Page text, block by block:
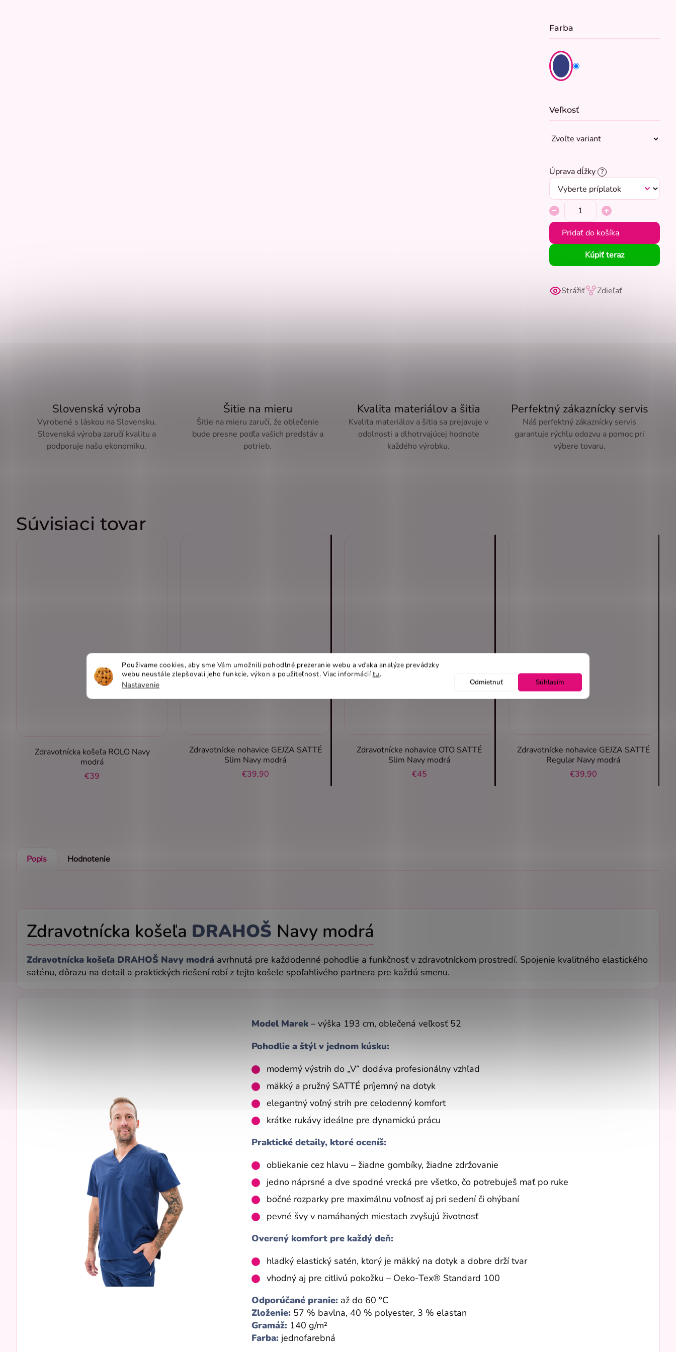
Použivame cookies, aby sme Vám umožnili pohodlné prezeranie webu a vďaka analýze prevádzky
webu neustále zlepšovali jeho funkcie, výkon a použiteľnost. Viac informáciítu.
Nastavenie Odmietnuť Súhlasím
Farba
Veľkosť
Úprava dĺžky ?
Pridať do košíka
Kúpiť teraz
Strážiť Zdieľať
Slovenská výroba
Vyrobené s láskou na Slovensku.
Slovenská výroba zaručí kvalitu a
podporuje našu ekonomiku.
Šitie na mieru
Šitie na mieru zaručí, že oblečenie
bude presne podľa vašich predstáv a
potrieb.
Kvalita materiálov a šitia
Kvalita materiálov a šitia sa prejavuje v
odolnosti a dlhotrvajúcej hodnote
každého výrobku.
Perfektný zákaznícky servis
Náš perfektný zákaznícky servis
garantuje rýchlu odozvu a pomoc pri
výbere tovaru.
Súvisiaci tovar
Zdravotnícka košeľa ROLO Navy
modrá
€39
Zdravotnícke nohavice GEJZA SATTÉ
Slim Navy modrá
€39,90
Zdravotnícke nohavice OTO SATTÉ
Slim Navy modrá
€45
Zdravotnícke nohavice GEJZA SATTÉ
Regular Navy modrá
€39,90
Popis Hodnotenie
Zdravotnícka košeľa DRAHOŠ Navy modrá
Zdravotnícka košeľa DRAHOŠ Navy modrá avrhnutá pre každodenné pohodlie a funkčnosť v zdravotníckom prostredí. Spojenie kvalitného elastického
saténu, dôrazu na detail a praktických riešení robí z tejto košele spoľahlivého partnera pre každú smenu.
Model Marek – výška 193 cm, oblečená veľkosť 52
Pohodlie a štýl v jednom kúsku:
moderný výstrih do „V“ dodáva profesionálny vzhľad
mäkký a pružný SATTÉ príjemný na dotyk
elegantný voľný strih pre celodenný komfort
krátke rukávy ideálne pre dynamickú prácu
Praktické detaily, ktoré oceníš:
obliekanie cez hlavu – žiadne gombíky, žiadne zdržovanie
jedno náprsné a dve spodné vrecká pre všetko, čo potrebuješ mať po ruke
bočné rozparky pre maximálnu voľnosť aj pri sedení či ohýbaní
pevné švy v namáhaných miestach zvyšujú životnosť
Overený komfort pre každý deň:
hladký elastický satén, ktorý je mäkký na dotyk a dobre drží tvar
vhodný aj pre citlivú pokožku – Oeko-Tex® Standard 100
Odporúčané pranie: až do 60 °C
Zloženie: 57 % bavlna, 40 % polyester, 3 % elastan
Gramáž: 140 g/m²
Farba: jednofarebná